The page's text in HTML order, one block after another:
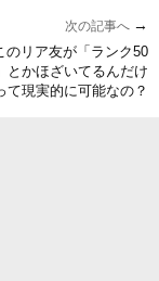
次の記事へ →
のリア友が「ランク50
とかほざいてるんだけ
て現実的に可能なの？